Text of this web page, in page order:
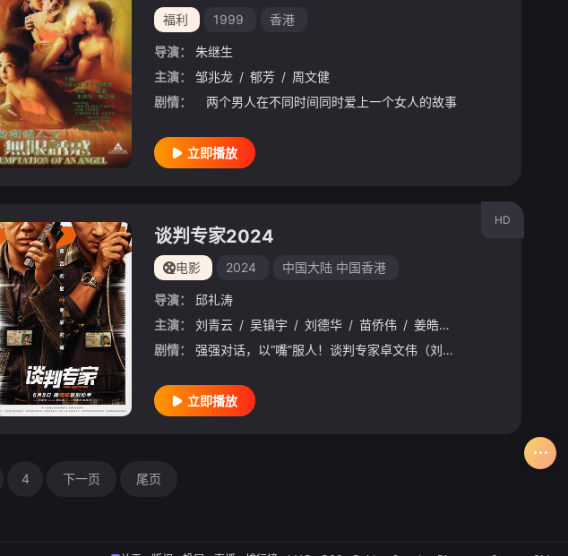
福利 1999 香港
导演：
朱继生
主演：
邹兆龙 / 郁芳 / 周文健
剧情：
两个男人在不同时间同时爱上一个女人的故事
立即播放
夏萍
HD
谈判专家2024
电影 2024 中国大陆 中国香港
导演：
邱礼涛
主演：
刘青云 / 吴镇宇 / 刘德华 / 苗侨伟 / 姜皓文
剧情：
强强对话，以“嘴”服人！谈判专家卓文伟（刘青云 饰）意外成为一桩命案的头号嫌犯，被逼无奈下他占领警署挟持警察作人质，并指定前谈判专家谢家俊（吴镇宇 饰）与自己对话。擅长攻心的谢家俊与技巧高超的卓文伟反
立即播放
4 下一页 尾页